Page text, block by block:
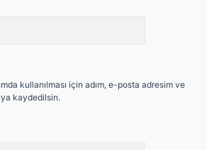
kullanılması için adım, e-posta adresim ve
kaydedilsin.